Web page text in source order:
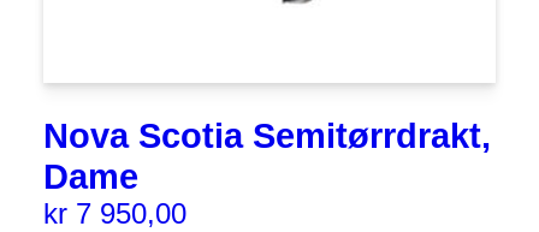
Nova Scotia Semitørrdrakt,
Dame
kr 7 950,00